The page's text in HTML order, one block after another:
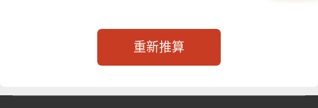
重新推算